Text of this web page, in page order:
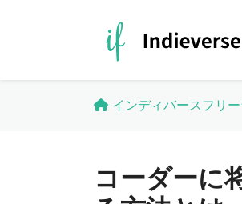
インディバースフリ
コーダーに